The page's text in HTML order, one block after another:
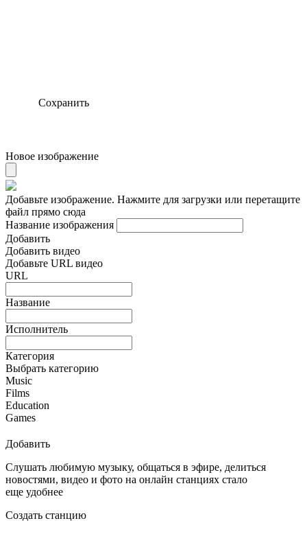
Сохранить
Новое изображение
Добавьте изображение. Нажмите для загрузки или перетащите
файл прямо сюда
Название изображения
Добавить
Добавить видео
Добавьте URL видео
URL
Название
Исполнитель
Категория
Выбрать категорию
Music
Films
Education
Games
Добавить
Слушать любимую музыку, общаться в эфире, делиться
новостями, видео и фото на онлайн станциях стало
еще удобнее
Создать станцию